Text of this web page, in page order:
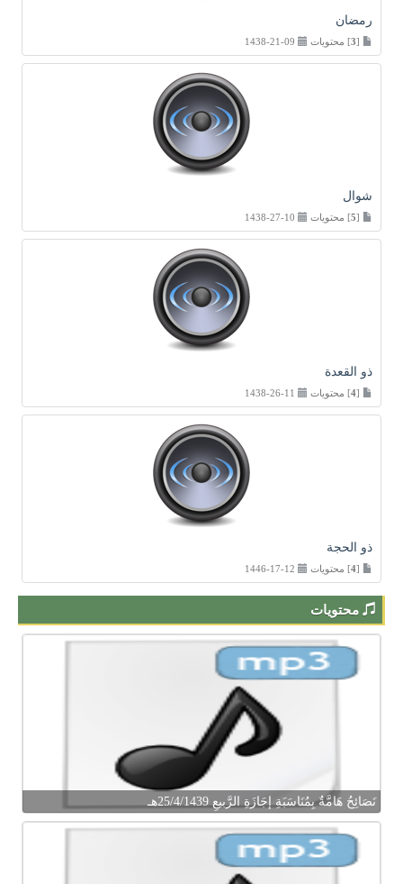
رمضان
[
3] محتويات
شوال
[
5] محتويات
ذو القعدة
[
4] محتويات
ذو الحجة
[
4] محتويات
محتويات
نَصَائِحُ هَامَّةٌ بِمُنَاسَبَةِ إجَازَةِ الرَّبيعِ 25/4/1439هـ